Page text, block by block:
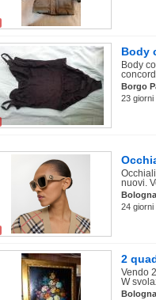
Body
Body
Borgo
23
nuovi.
Bologna
24
2
Vendo
W
Bologna